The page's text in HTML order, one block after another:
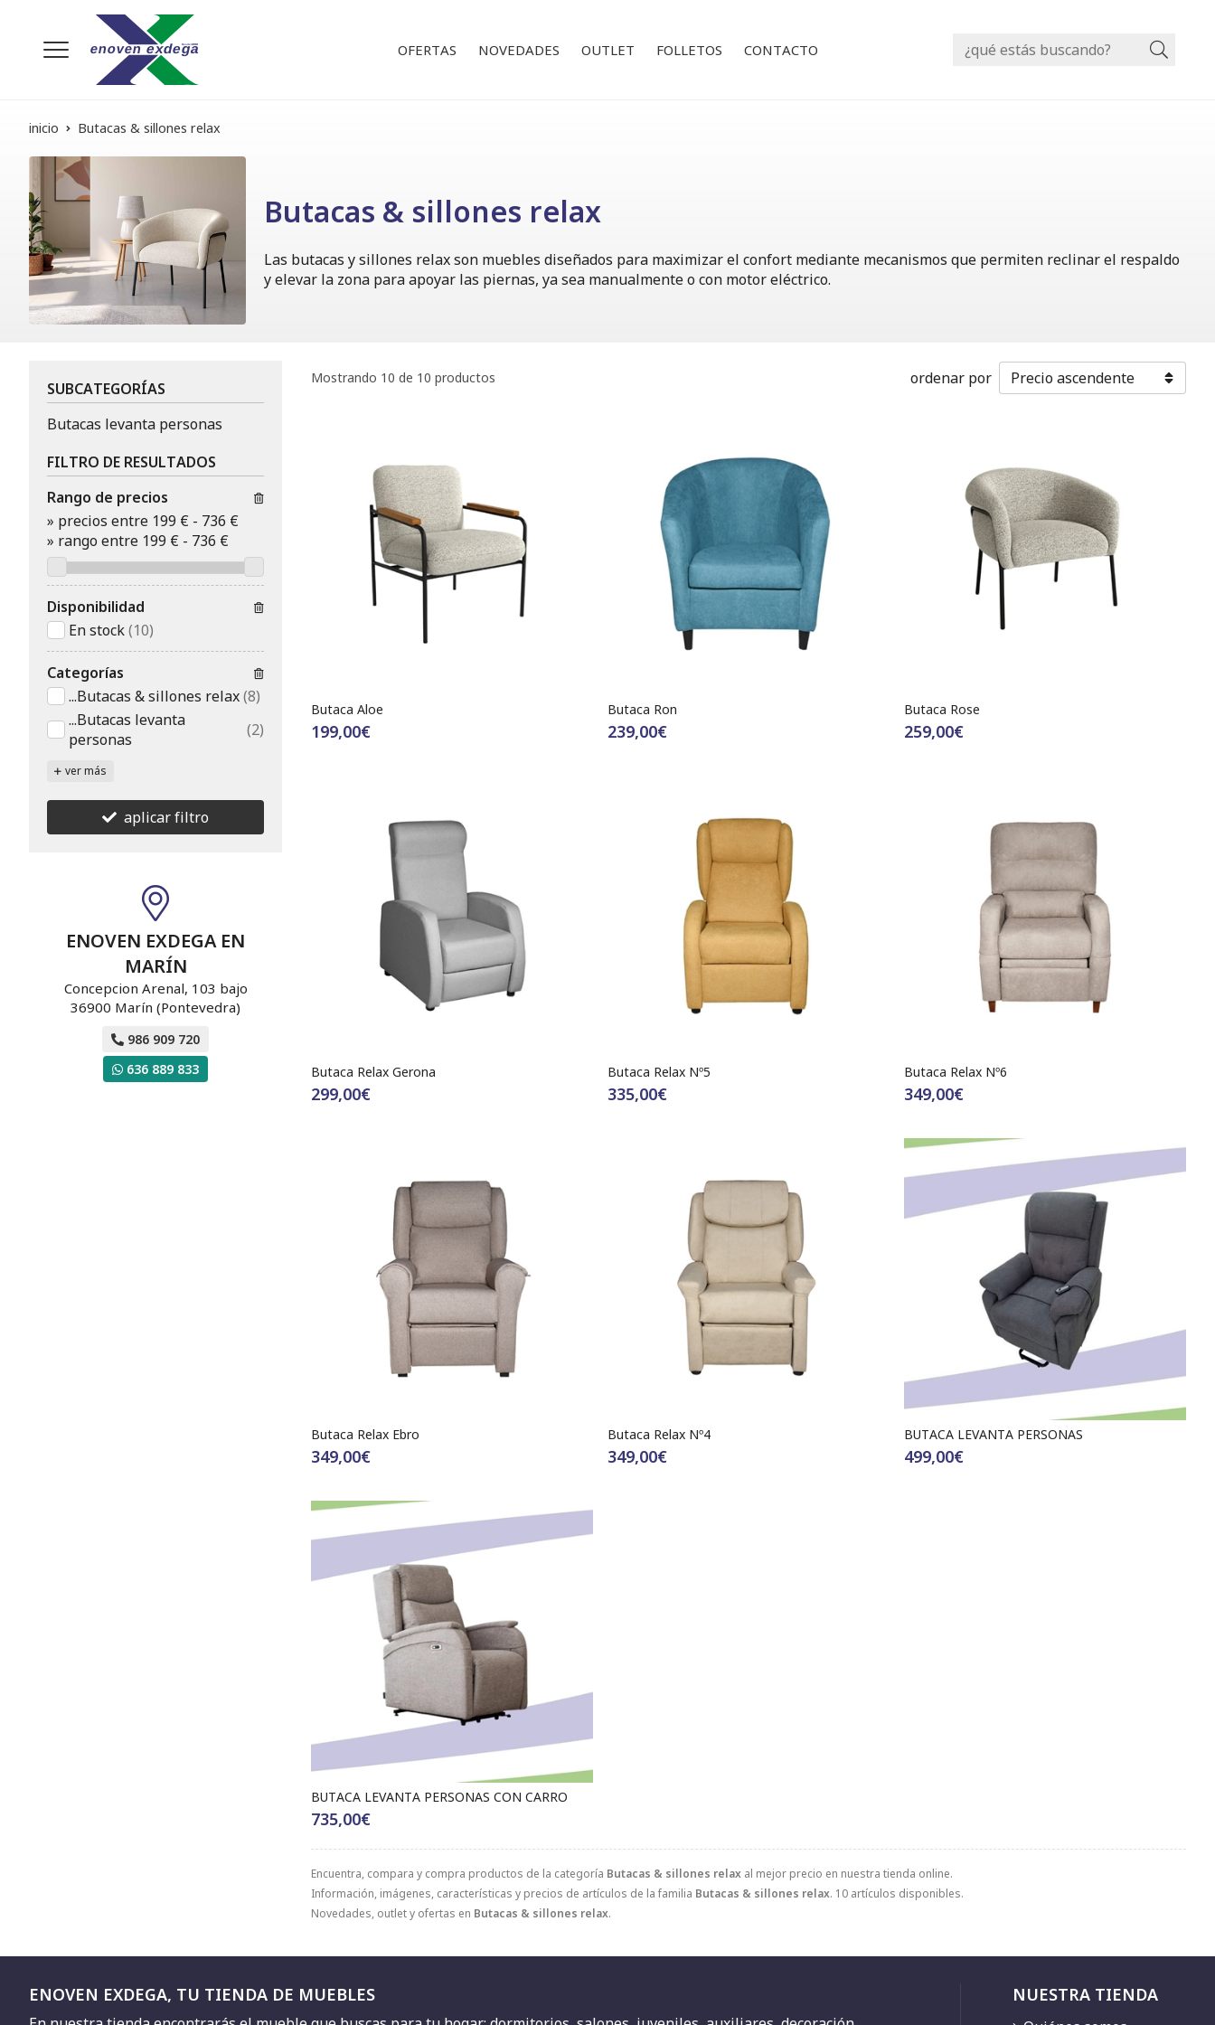
OFERTAS NOVEDADES OUTLET FOLLETOS CONTACTO
inicio Butacas & sillones relax
Butacas & sillones relax
Las butacas y sillones relax son muebles diseñados para maximizar el confort mediante mecanismos que permiten reclinar el respaldo
y elevar la zona para apoyar las piernas, ya sea manualmente o con motor eléctrico.
Encuentra, compara y compra productos de la categoría Butacas & sillones relax al mejor precio en nuestra tienda online.
Información, imágenes, características y precios de artículos de la familia Butacas & sillones relax. 10 artículos disponibles.
Novedades, outlet y ofertas en Butacas & sillones relax.
Mostrando 10 de 10 productos ordenar por
Butaca Aloe
199,00€
Butaca Ron
239,00€
Butaca Rose
259,00€
Butaca Relax Gerona
299,00€
Butaca Relax Nº5
335,00€
Butaca Relax Nº6
349,00€
Butaca Relax Ebro
349,00€
Butaca Relax Nº4
349,00€
BUTACA LEVANTA PERSONAS
499,00€
BUTACA LEVANTA PERSONAS CON CARRO
735,00€
SUBCATEGORÍAS
Butacas levanta personas
FILTRO DE RESULTADOS
Rango de precios
» precios entre 199 € - 736 €
» rango entre 199 € - 736 €
Disponibilidad
En stock(10)
Categorías
...Butacas & sillones relax(8)
...Butacas levanta
personas
(2)
ver más
aplicar filtro
ENOVEN EXDEGA EN
MARÍN
Concepcion Arenal, 103 bajo
36900 Marín (Pontevedra)
986 909 720
636 889 833
ENOVEN EXDEGA, TU TIENDA DE MUEBLES NUESTRA TIENDA